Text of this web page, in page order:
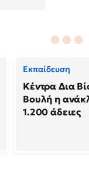
Εκπαίδευση
Κέντρα Δια
Βουλή η
1.200 άδειες